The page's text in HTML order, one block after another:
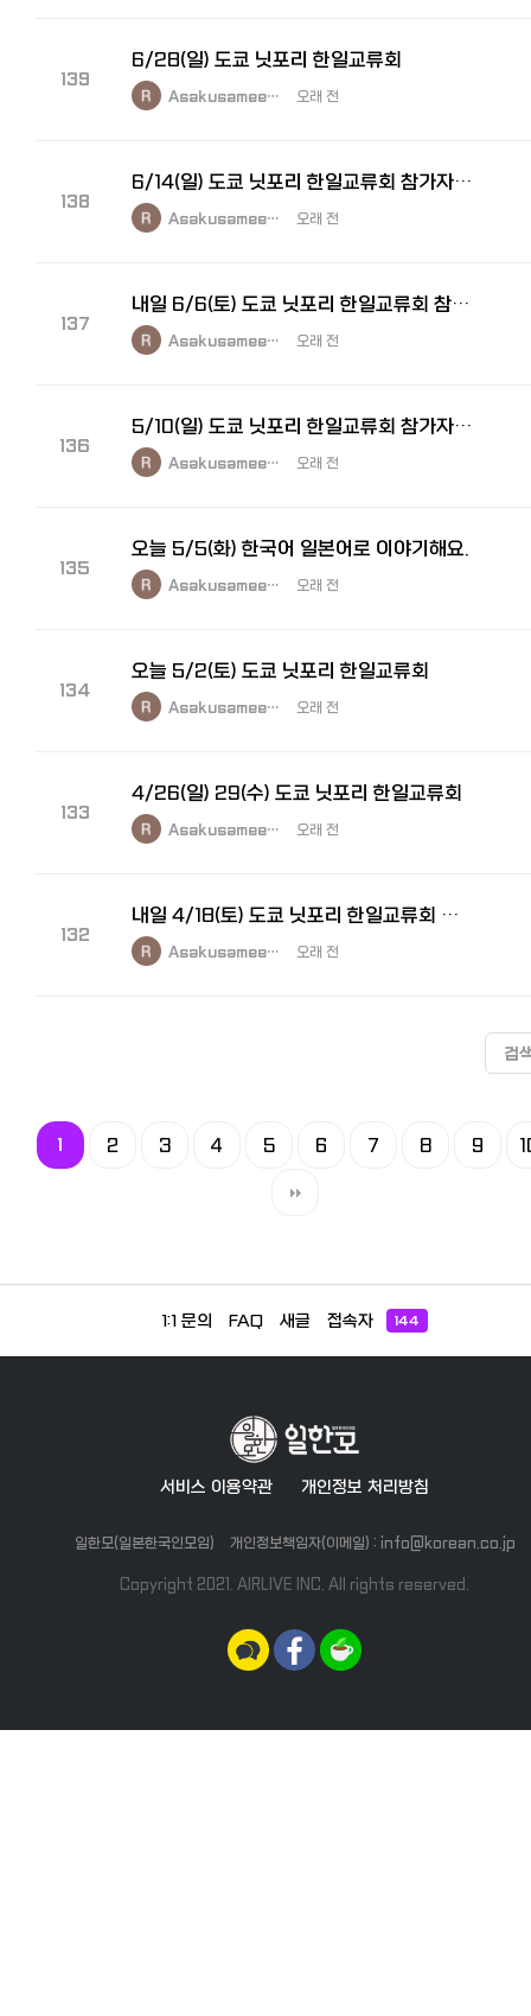
139
6/28(일) 도쿄 닛포리 한일교류회
Asakusamee… 오래 전
138
6/14(일) 도쿄 닛포리 한일교류회 참가자 모집
Asakusamee… 오래 전
137
내일 6/6(토) 도쿄 닛포리 한일교류회 참가자 모집
Asakusamee… 오래 전
136
5/10(일) 도쿄 닛포리 한일교류회 참가자 모집
Asakusamee… 오래 전
135
오늘 5/5(화) 한국어 일본어로 이야기해요.
Asakusamee… 오래 전
134
오늘 5/2(토) 도쿄 닛포리 한일교류회
Asakusamee… 오래 전
133
4/26(일) 29(수) 도쿄 닛포리 한일교류회
Asakusamee… 오래 전
132
내일 4/18(토) 도쿄 닛포리 한일교류회 참가자 모집
Asakusamee… 오래 전
검
1 2 3 4 5 6 7 8 9
1:1 문의 FAQ 새글 접속자 144
서비스 이용약관 개인정보 처리방침
일한모(일본한국인모임) 개인정보책임자(이메일) : info@korean.co.jp
Copyright 2021. AIRLIVE INC. All rights reserved.